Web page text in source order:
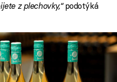
z plechovky,“podotýká